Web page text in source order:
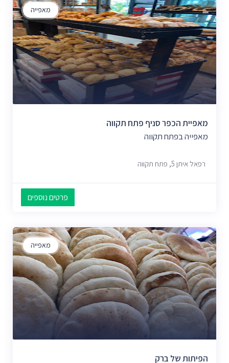
מאפייה
מאפיית הכפר סניף פתח תקווה
מאפייה בפתח תקווה
רפאל איתן 5, פתח תקווה
פרטים נוספים
מאפייה
הפיתות של ברק